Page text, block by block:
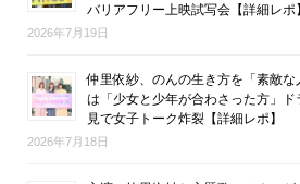
バリアフリー上映試写会【詳細レポ】
2026年7月19日
仲里依紗、のんの生き方を「素敵
は「少女と少年が合わさった方」
見で女子トーク炸裂【詳細レポ】
2026年7月18日